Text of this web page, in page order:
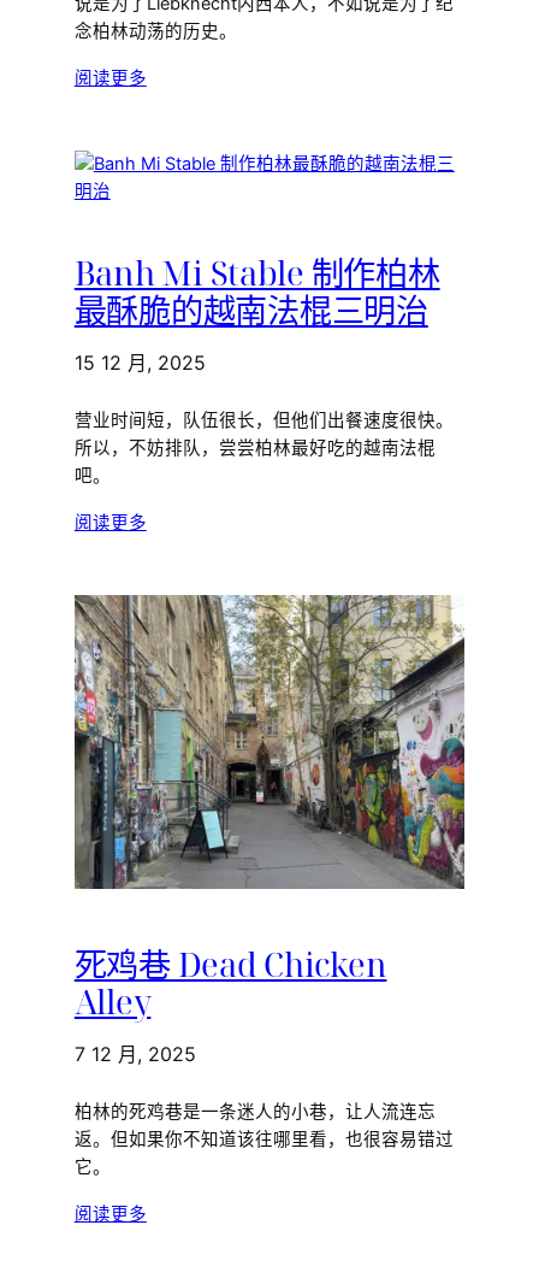
念柏林动荡的历史。
阅读更多
Banh Mi Stable 制作柏林
最酥脆的越南法棍三明治
15 12 月, 2025
营业时间短，队伍很长，但他们出餐速度很快。
所以，不妨排队，尝尝柏林最好吃的越南法棍
吧。
阅读更多
死鸡巷 Dead Chicken
Alley
7 12 月, 2025
柏林的死鸡巷是一条迷人的小巷，让人流连忘
返。但如果你不知道该往哪里看，也很容易错过
它。
阅读更多